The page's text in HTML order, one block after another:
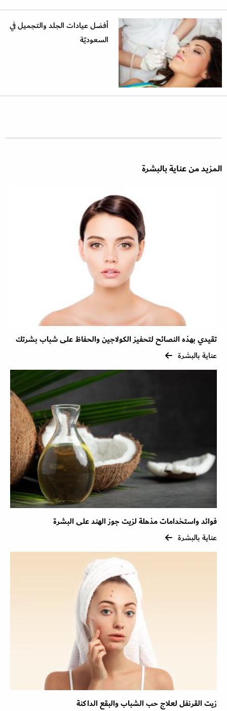
أفضل عيادات الجلد والتجميل في
السعوديّة
المزيد من عناية بالبشرة
تقيدي بهذه النصائح لتحفيز الكولاجين والحفاظ على شباب بشرتك
عناية بالبشرة
فوائد واستخدامات مذهلة لزيت جوز الهند على البشرة
عناية بالبشرة
زيت القرنفل لعلاج حب الشباب والبقع الداكنة